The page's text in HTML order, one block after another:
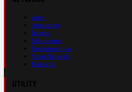
Auto
Autosprint
Inmoto
Motosprint
Guerinsportivo
Sport Network
Fantacup